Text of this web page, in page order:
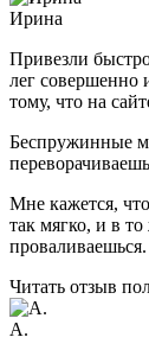
Ирина
Привезли
лег совершенно
тому, что на
Беспружинные
Мне кажется,
так мягко, и в
проваливаешься.
Читать отзыв
А.